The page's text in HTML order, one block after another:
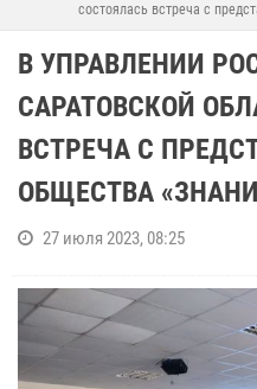
состоялась встреча с
В УПРАВЛЕНИИ
САРАТОВСКОЙ
ВСТРЕЧА С
ОБЩЕСТВА
27 июля 2023, 08:25